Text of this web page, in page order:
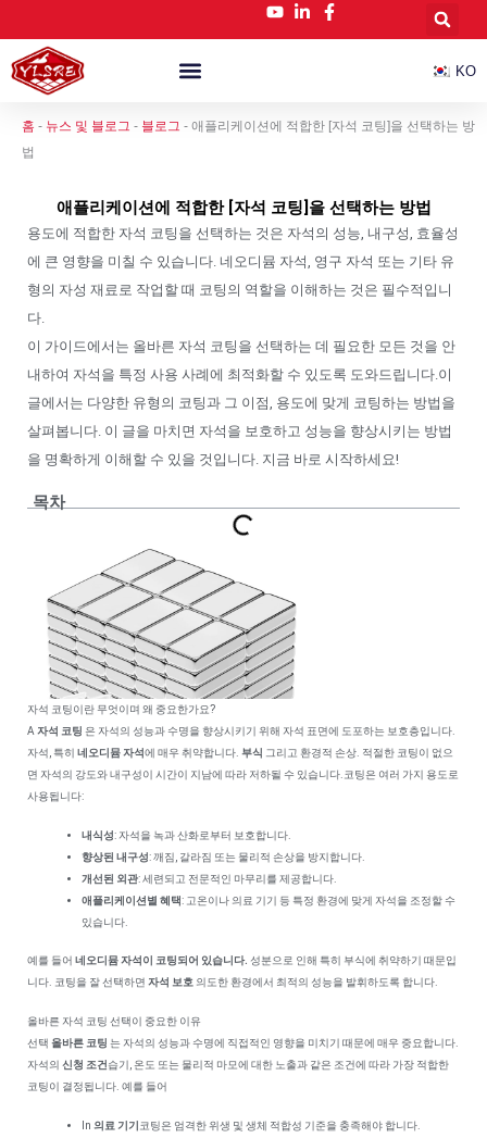
KO
홈 - 뉴스 및 블로그 - 블로그 -애플리케이션에 적합한 [자석 코팅]을 선택하는 방
법
애플리케이션에 적합한 [자석 코팅]을 선택하는 방법
용도에 적합한 자석 코팅을 선택하는 것은 자석의 성능, 내구성, 효율성
에 큰 영향을 미칠 수 있습니다. 네오디뮴 자석, 영구 자석 또는 기타 유
형의 자성 재료로 작업할 때 코팅의 역할을 이해하는 것은 필수적입니
다.
이 가이드에서는 올바른 자석 코팅을 선택하는 데 필요한 모든 것을 안
내하여 자석을 특정 사용 사례에 최적화할 수 있도록 도와드립니다.이
글에서는 다양한 유형의 코팅과 그 이점, 용도에 맞게 코팅하는 방법을
살펴봅니다. 이 글을 마치면 자석을 보호하고 성능을 향상시키는 방법
을 명확하게 이해할 수 있을 것입니다. 지금 바로 시작하세요!
목차
자석 코팅이란 무엇이며 왜 중요한가요?
A자석 코팅 은 자석의 성능과 수명을 향상시키기 위해 자석 표면에 도포하는 보호층입니다.
자석, 특히네오디뮴 자석에 매우 취약합니다.부식 그리고 환경적 손상. 적절한 코팅이 없으
면 자석의 강도와 내구성이 시간이 지남에 따라 저하될 수 있습니다. 코팅은 여러 가지 용도로
사용됩니다:
내식성: 자석을 녹과 산화로부터 보호합니다.
향상된 내구성: 깨짐, 갈라짐 또는 물리적 손상을 방지합니다.
개선된 외관: 세련되고 전문적인 마무리를 제공합니다.
애플리케이션별 혜택: 고온이나 의료 기기 등 특정 환경에 맞게 자석을 조정할 수
있습니다.
예를 들어네오디뮴 자석이 코팅되어 있습니다. 성분으로 인해 특히 부식에 취약하기 때문입
니다. 코팅을 잘 선택하면자석 보호 의도한 환경에서 최적의 성능을 발휘하도록 합니다.
올바른 자석 코팅 선택이 중요한 이유
선택올바른 코팅 는 자석의 성능과 수명에 직접적인 영향을 미치기 때문에 매우 중요합니다.
자석의신청 조건 습기, 온도 또는 물리적 마모에 대한 노출과 같은 조건에 따라 가장 적합한
코팅이 결정됩니다. 예를 들어
In의료 기기 코팅은 엄격한 위생 및 생체 적합성 기준을 충족해야 합니다.